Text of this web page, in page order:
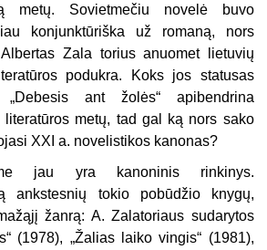
metų. Sovietmečiu novelė buvo
konjunktūriška už romaną, nors
Albertas Zala torius anuomet lietuvių
podukra. Koks jos statusas
ant žolės“ apibendrina
literatūros metų, tad gal ką nors sako
XXI a. novelistikos kanonas?
jau yra kanoninis rinkinys.
ankstesnių tokio pobūdžio knygų,
žanrą: A. Zalatoriaus sudarytos
(1978), „Žalias laiko vingis“ (1981),